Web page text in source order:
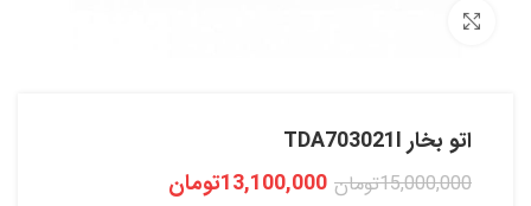
اتو بخار TDA703021I
15,000,000تومان 13,100,000تومان